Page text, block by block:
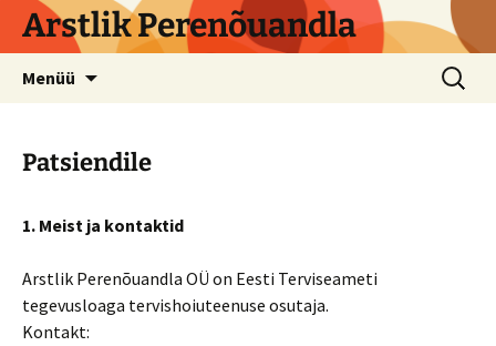
Arstlik Perenõuandla
Menüü Otsi:
Patsiendile
1. Meist ja kontaktid
Arstlik Perenõuandla OÜ on Eesti Terviseameti
tegevusloaga tervishoiuteenuse osutaja.
Kontakt: